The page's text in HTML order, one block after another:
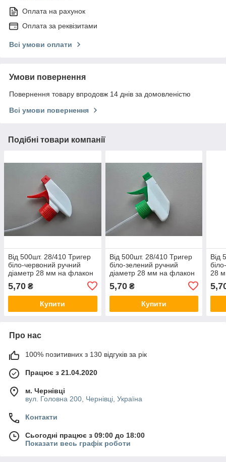
Оплата на рахунок
Оплата за реквізитами
Всі умови оплати
Умови повернення
Повернення товару впродовж 14 днів за домовленістю
Всі умови повернення
Подібні товари компанії
Від 500шт. 28/410 Тригер
біло-червоний ручний
діаметр 28 мм на флакон
об'ємом від 50 мл до 1000
мл для рідини
5,70 ₴
Купити
Від 500шт. 28/410 Тригер
біло-зелений ручний
діаметр 28 мм на флакон
об'ємом від 50 мл до 1000
мл для рідини
5,70₴
Купити
Від
28
Про нас
100% позитивних з 130 відгуків за рік
Працює з 21.04.2020
м. Чернівці
вул. Головна 200, Чернівці, Україна
Контакти
Сьогодні працює з 09:00 до 18:00
Показати весь графік роботи